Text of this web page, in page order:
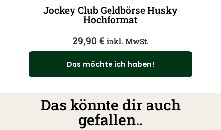
Jockey Club Geldbörse Husky
Hochformat
29,90 € inkl. MwSt.
Das möchte ich haben!
Das könnte dir auch
gefallen..